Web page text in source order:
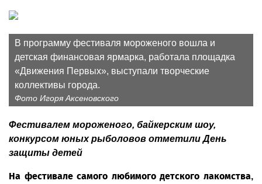
В программу фестиваля мороженого вошла и
детская финансовая ярмарка, работала площадка
«Движения Первых», выступали творческие
коллективы города.
Фото Игоря Аксеновского
Фестивалем мороженого, байкерским шоу,
конкурсом юных рыболовов отметили День
защиты детей
На фестивале самого любимого детского лакомства,